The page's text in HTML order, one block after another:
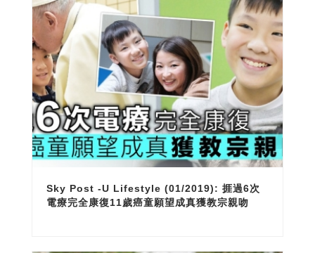
Sky Post -U Lifestyle (01/2019): 捱過6次
電療完全康復11歲癌童願望成真獲教宗親吻